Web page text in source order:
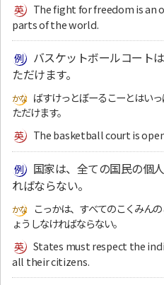
The fight for freedom is an
parts of the world.
バスケットボールコート
ただけます。
ばすけっとぼーるこーとはい
ただけます。
The basketball court is
国家は、全ての国民の個
ればならない。
こっかは、すべてのこくみん
ょうしなければならない。
States must respect the
all their citizens.